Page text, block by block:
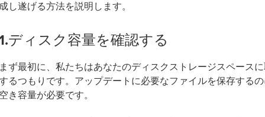
し遂げる方法を説明します。
ディスク容量を確認する
ず最初に、私たちはあなたのディスクストレージスペース
るつもりです。アップデートに必要なファイルを保存する
き容量が必要です。